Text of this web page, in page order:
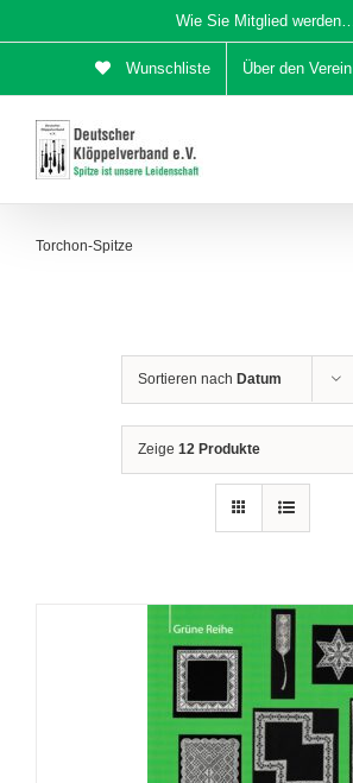
Inhalt
Wie Sie Mitglied werden…
Wunschliste Über den Verein
Torchon-Spitze
Sortieren nach Datum
Zeige 12 Produkte